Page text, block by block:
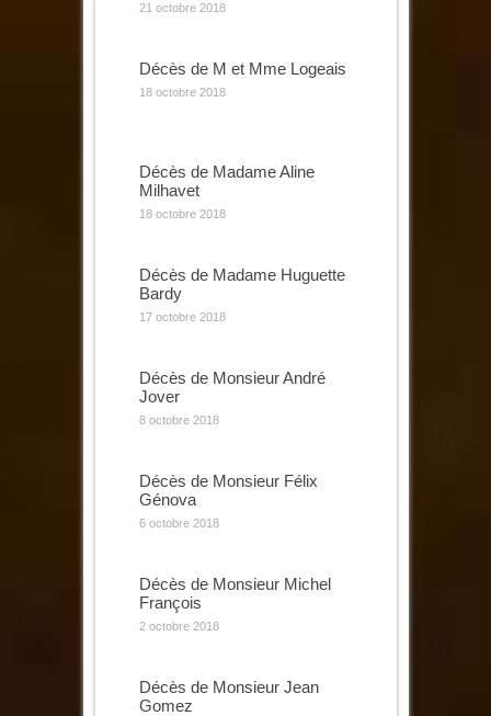
21 octobre 2018
Décès de M et Mme Logeais
18 octobre 2018
Décès de Madame Aline
Milhavet
18 octobre 2018
Décès de Madame Huguette
Bardy
17 octobre 2018
Décès de Monsieur André
Jover
8 octobre 2018
Décès de Monsieur Félix
Génova
6 octobre 2018
Décès de Monsieur Michel
François
2 octobre 2018
Décès de Monsieur Jean
Gomez